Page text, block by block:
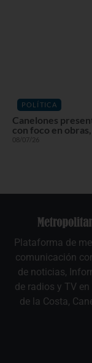
POLÍTICA
Canelones
con foco en
08/07/26
Plataforma de
comunicación
de noticias,
de radios y TV en
de la Costa,